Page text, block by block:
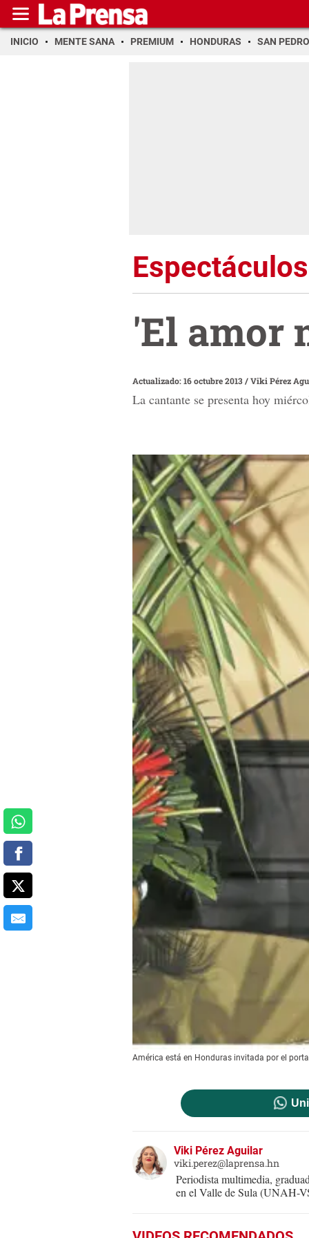
INICIO MENTE SANA PREMIUM HONDURAS SAN PEDRO
Espectáculos
'El amor
Actualizado: 16 octubre 2013/Viki Pérez
La cantante se presenta hoy
América está en Honduras invitada por el
Viki Pérez Aguilar
viki.perez@laprensa.hn
Periodista multimedia,
en el Valle de Sula (UNAH-